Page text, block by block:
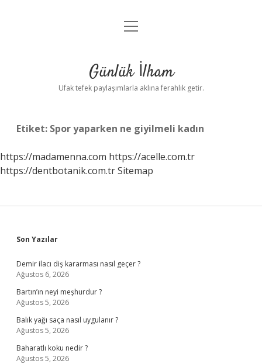
Anasayfa
Yasal Uyarı
menüyü
Günlük İlham
Ufak tefek paylaşımlarla aklına ferahlık getir.
Etiket: Spor yaparken ne giyilmeli kadın
https://madamenna.com https://acelle.com.tr
https://dentbotanik.com.trSitemap
Sidebar
Son Yazılar
Demir ilacı diş kararması nasıl geçer ?
Ağustos 6, 2026
Bartın’ın neyi meşhurdur ?
Ağustos 5, 2026
Balık yağı saça nasıl uygulanır ?
Ağustos 5, 2026
Baharatlı koku nedir ?
Ağustos 5, 2026